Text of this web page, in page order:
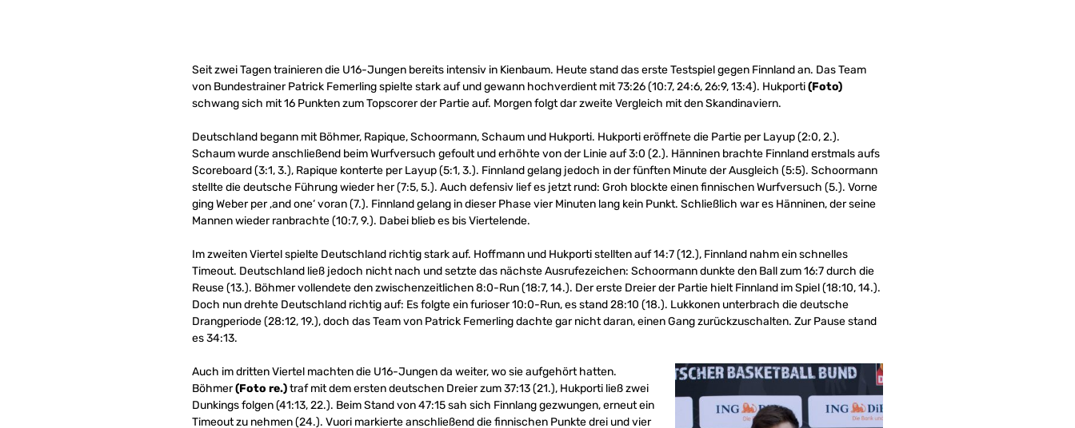
Seit zwei Tagen trainieren die U16-Jungen bereits intensiv in Kienbaum. Heute stand das erste Testspiel gegen Finnland an. Das Team
von Bundestrainer Patrick Femerling spielte stark auf und gewann hochverdient mit 73:26 (10:7, 24:6, 26:9, 13:4). Hukporti(Foto)
schwang sich mit 16 Punkten zum Topscorer der Partie auf. Morgen folgt dar zweite Vergleich mit den Skandinaviern.
Deutschland begann mit Böhmer, Rapique, Schoormann, Schaum und Hukporti. Hukporti eröffnete die Partie per Layup (2:0, 2.).
Schaum wurde anschließend beim Wurfversuch gefoult und erhöhte von der Linie auf 3:0 (2.). Hänninen brachte Finnland erstmals aufs
Scoreboard (3:1, 3.), Rapique konterte per Layup (5:1, 3.). Finnland gelang jedoch in der fünften Minute der Ausgleich (5:5). Schoormann
stellte die deutsche Führung wieder her (7:5, 5.). Auch defensiv lief es jetzt rund: Groh blockte einen finnischen Wurfversuch (5.). Vorne
ging Weber per ‚and one‘ voran (7.). Finnland gelang in dieser Phase vier Minuten lang kein Punkt. Schließlich war es Hänninen, der seine
Mannen wieder ranbrachte (10:7, 9.). Dabei blieb es bis Viertelende.
Im zweiten Viertel spielte Deutschland richtig stark auf. Hoffmann und Hukporti stellten auf 14:7 (12.), Finnland nahm ein schnelles
Timeout. Deutschland ließ jedoch nicht nach und setzte das nächste Ausrufezeichen: Schoormann dunkte den Ball zum 16:7 durch die
Reuse (13.). Böhmer vollendete den zwischenzeitlichen 8:0-Run (18:7, 14.). Der erste Dreier der Partie hielt Finnland im Spiel (18:10, 14.).
Doch nun drehte Deutschland richtig auf: Es folgte ein furioser 10:0-Run, es stand 28:10 (18.). Lukkonen unterbrach die deutsche
Drangperiode (28:12, 19.), doch das Team von Patrick Femerling dachte gar nicht daran, einen Gang zurückzuschalten. Zur Pause stand
es 34:13.
Auch im dritten Viertel machten die U16-Jungen da weiter, wo sie aufgehört hatten.
Böhmer(Foto re.)traf mit dem ersten deutschen Dreier zum 37:13 (21.), Hukporti ließ zwei
Dunkings folgen (41:13, 22.). Beim Stand von 47:15 sah sich Finnlang gezwungen, erneut ein
Timeout zu nehmen (24.). Vuori markierte anschließend die finnischen Punkte drei und vier